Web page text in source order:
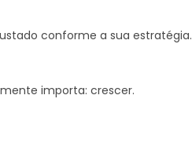
conforme a sua estratégia.
importa: crescer.